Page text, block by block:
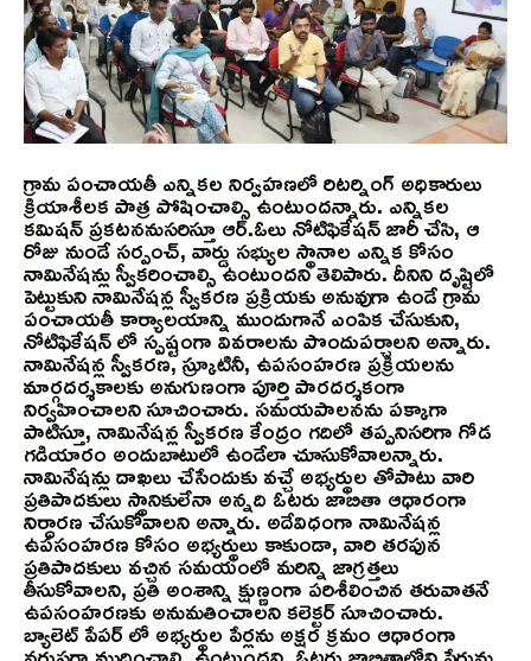
గ్రామ పంచాయతీ ఎన్నికల నిర్వహణలో రిటర్నింగ్ అధికారులు
క్రియాశీలక పాత్ర పోషించాల్సి ఉంటుందన్నారు. ఎన్నికల
కమిషన్ ప్రకటననుసరిస్తూ ఆర్.ఓలు నోటిఫికేషన్ జారీ చేసి, ఆ
రోజు నుండే సర్పంచ్, వార్డు సభ్యుల స్థానాల ఎన్నిక కోసం
నామినేషన్లు స్వీకరించాల్సి ఉంటుందని తెలిపారు. దీనిని దృష్టిలో
పెట్టుకుని నామినేషన్ల స్వీకరణ ప్రక్రియకు అనువుగా ఉండే గ్రామ
పంచాయతీ కార్యాలయాన్ని ముందుగానే ఎంపిక చేసుకుని,
నోటిఫికేషన్ లో స్పష్టంగా వివరాలను పొందుపర్చాలని అన్నారు.
నామినేషన్ల స్వీకరణ, స్క్రూటినీ, ఉపసంహరణ ప్రక్రియలను
మార్గదర్శకాలకు అనుగుణంగా పూర్తి పారదర్శకంగా
నిర్వహించాలని సూచించారు. సమయపాలనను పక్కాగా
పాటిస్తూ, నామినేషన్ల స్వీకరణ కేంద్రం గదిలో తప్పనిసరిగా గోడ
గడియారం అందుబాటులో ఉండేలా చూసుకోవాలన్నారు.
నామినేషన్లు దాఖలు చేసేందుకు వచ్చే అభ్యర్థుల తోపాటు వారి
ప్రతిపాదకులు స్థానికులేనా అన్నది ఓటరు జాబితా ఆధారంగా
నిర్ధారణ చేసుకోవాలని అన్నారు. అదేవిధంగా నామినేషన్ల
ఉపసంహరణ కోసం అభ్యర్థులు కాకుండా, వారి తరపున
ప్రతిపాదకులు వచ్చిన సమయంలో మరిన్ని జాగ్రత్తలు
తీసుకోవాలని, ప్రతి అంశాన్ని క్షుణ్ణంగా పరిశీలించిన తరువాతనే
ఉపసంహరణకు అనుమతించాలని కలెక్టర్ సూచించారు.
బ్యాలెట్ పేపర్ లో అభ్యర్థుల పేర్లను అక్షర క్రమం ఆధారంగా